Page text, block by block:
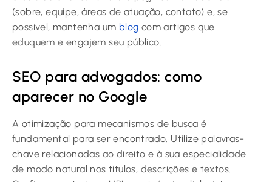
(sobre, equipe, áreas de atuação, contato) e, se
possível, mantenha um blog com artigos que
eduquem e engajem seu público.
SEO para advogados: como
aparecer no Google
A otimização para mecanismos de busca é
fundamental para ser encontrado. Utilize palavras-
chave relacionadas ao direito e à sua especialidade
de modo natural nos títulos, descrições e textos.